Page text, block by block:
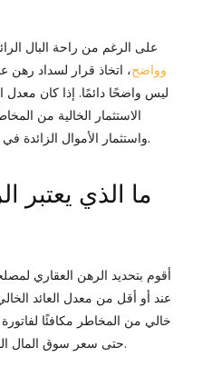
على الرغم من راحة البال
وواضح، اتخاذ قرار لسداد
ليس واضحًا دائمًا. إذا كان معدل
الاستثمار الخالية من
واستثمار الأموال الزائدة في مكان آخر غالبًا ما يكون أكثر منطقية.
ما الذي يعتبر
أقوم بتحديد الرهن العقاري
عند أو أقل من معدل العائد
خالي من المخاطر مكافئًا لفاتورة
حتى سعر سوق المال الحالي الذي يمكنك كسبه على أموالك.